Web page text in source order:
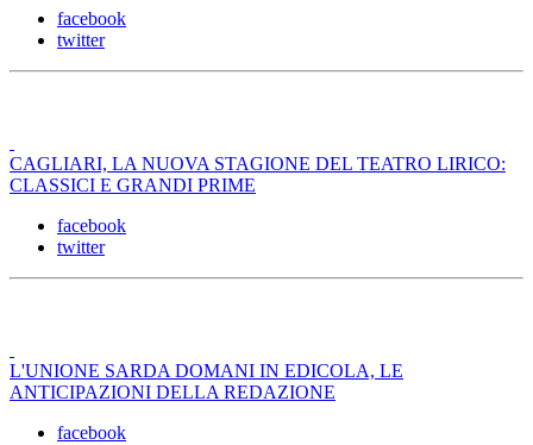
facebook
twitter
CAGLIARI, LA NUOVA STAGIONE DEL TEATRO LIRICO:
CLASSICI E GRANDI PRIME
facebook
twitter
L'UNIONE SARDA DOMANI IN EDICOLA, LE
ANTICIPAZIONI DELLA REDAZIONE
facebook